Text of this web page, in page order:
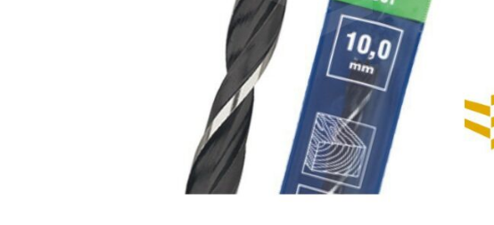
Selecteer de gewenste afmetingen
Machinale houtboor 11x89/142 mm